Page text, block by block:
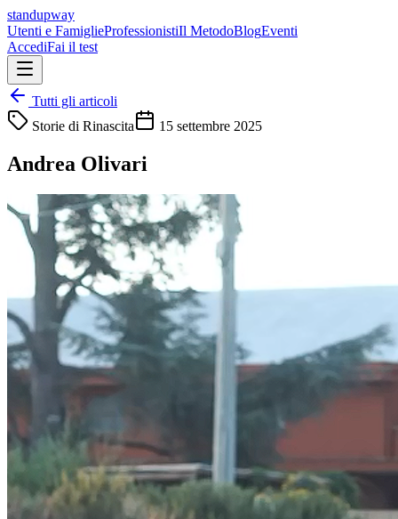
standupway
Utenti e FamiglieProfessionistiIl MetodoBlogEventi
AccediFai il test
Tutti gli articoli
Storie di Rinascita
15 settembre 2025
Andrea Olivari